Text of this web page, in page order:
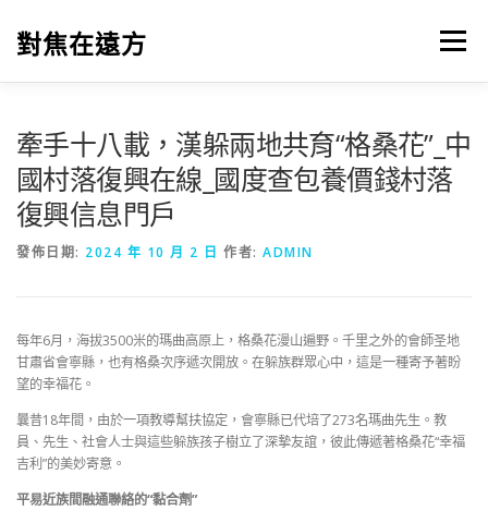
對焦在遠方 選單
牽手十八載，漢躲兩地共育“格桑花”_中
國村落復興在線_國度查包養價錢村落
復興信息門戶
發佈日期: 2024 年 10 月 2 日 作者: ADMIN
每年6月，海拔3500米的瑪曲高原上，格桑花漫山遍野。千里之外的會師圣地
甘肅省會寧縣，也有格桑次序遞次開放。在躲族群眾心中，這是一種寄予著盼
望的幸福花。
曩昔18年間，由於一項教導幫扶協定，會寧縣已代培了273名瑪曲先生。教
員、先生、社會人士與這些躲族孩子樹立了深摯友誼，彼此傳遞著格桑花“幸福
吉利”的美妙寄意。
平易近族間融通聯絡的“黏合劑”